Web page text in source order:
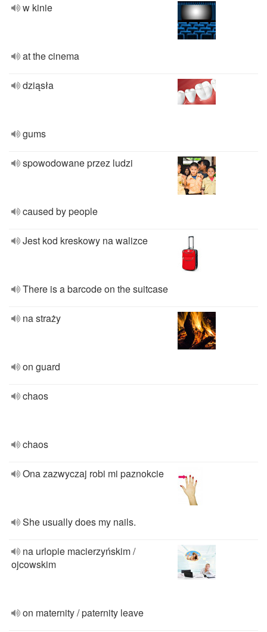
w kinie
at the cinema
dziąsła
gums
spowodowane przez ludzi
caused by people
Jest kod kreskowy na walizce
There is a barcode on the suitcase
na straży
on guard
chaos
chaos
Ona zazwyczaj robi mi paznokcie
She usually does my nails.
na urlopie macierzyńskim /
ojcowskim
on maternity / paternity leave